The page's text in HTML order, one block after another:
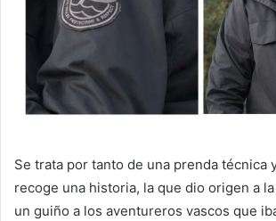
Se trata por tanto de una prenda técnica
recoge una historia, la que dio origen a
un guiño a los aventureros vascos que